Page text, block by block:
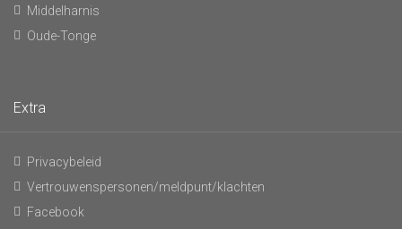
Middelharnis
Oude-Tonge
Extra
Privacybeleid
Vertrouwenspersonen/meldpunt/klachten
Facebook